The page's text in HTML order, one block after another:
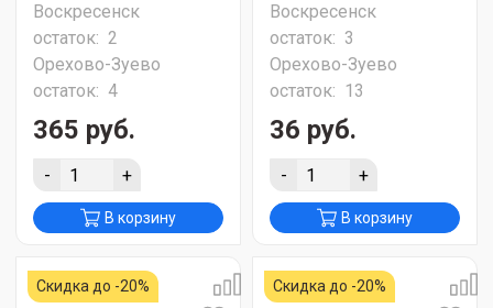
Воскресенск
остаток: 2
Орехово-Зуево
остаток: 4
365 руб.
- +
В корзину
Воскресенск
остаток: 3
Орехово-Зуево
остаток: 13
36 руб.
- +
В корзину
Скидка до -20% Скидка до -20%